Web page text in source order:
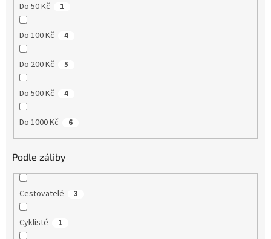
Do 50 Kč 1
Do 100 Kč 4
Do 200 Kč 5
Do 500 Kč 4
Do 1000 Kč 6
Podle záliby
Cestovatelé 3
Cyklisté 1